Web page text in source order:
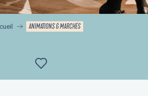
ANIMATIONS & MARCHÉS
Ajouter aux